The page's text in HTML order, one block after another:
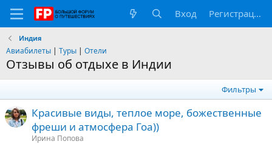
Вход Регистрация
Индия
Авиабилеты | Туры | Отели
Отзывы об отдыхе в Индии
Фильтры
Красивые виды, теплое море, божественные
фреши и атмосфера Гоа))
Ирина Попова